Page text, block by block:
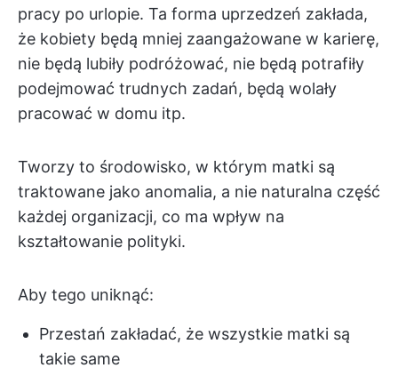
pracy po urlopie. Ta forma uprzedzeń zakłada,
że kobiety będą mniej zaangażowane w karierę,
nie będą lubiły podróżować, nie będą potrafiły
podejmować trudnych zadań, będą wolały
pracować w domu itp.
Tworzy to środowisko, w którym matki są
traktowane jako anomalia, a nie naturalna część
każdej organizacji, co ma wpływ na
kształtowanie polityki.
Aby tego uniknąć:
Przestań zakładać, że wszystkie matki są
takie same